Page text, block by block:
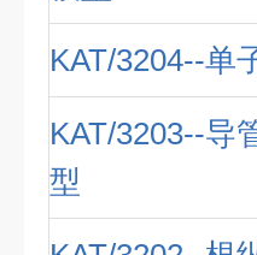
KAT/3204--单
KAT/3203--导
型